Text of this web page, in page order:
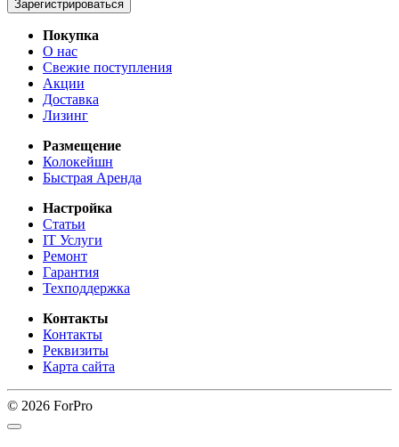
Зарегистрироваться
Покупка
О нас
Свежие поступления
Акции
Доставка
Лизинг
Размещение
Колокейшн
Быстрая Аренда
Настройка
Статьи
IT Услуги
Ремонт
Гарантия
Техподдержка
Контакты
Контакты
Реквизиты
Карта сайта
© 2026 ForPro